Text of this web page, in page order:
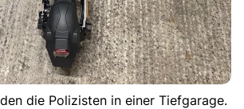
die Polizisten in einer Tiefgarage.